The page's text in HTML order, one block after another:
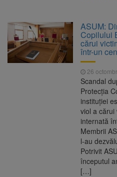
ASUM:
Copilului
cărui
într-un
26
Scandal
Protecția
instituției
viol a
internată
Membrii
l-au
Potrivit
începutul
[…]